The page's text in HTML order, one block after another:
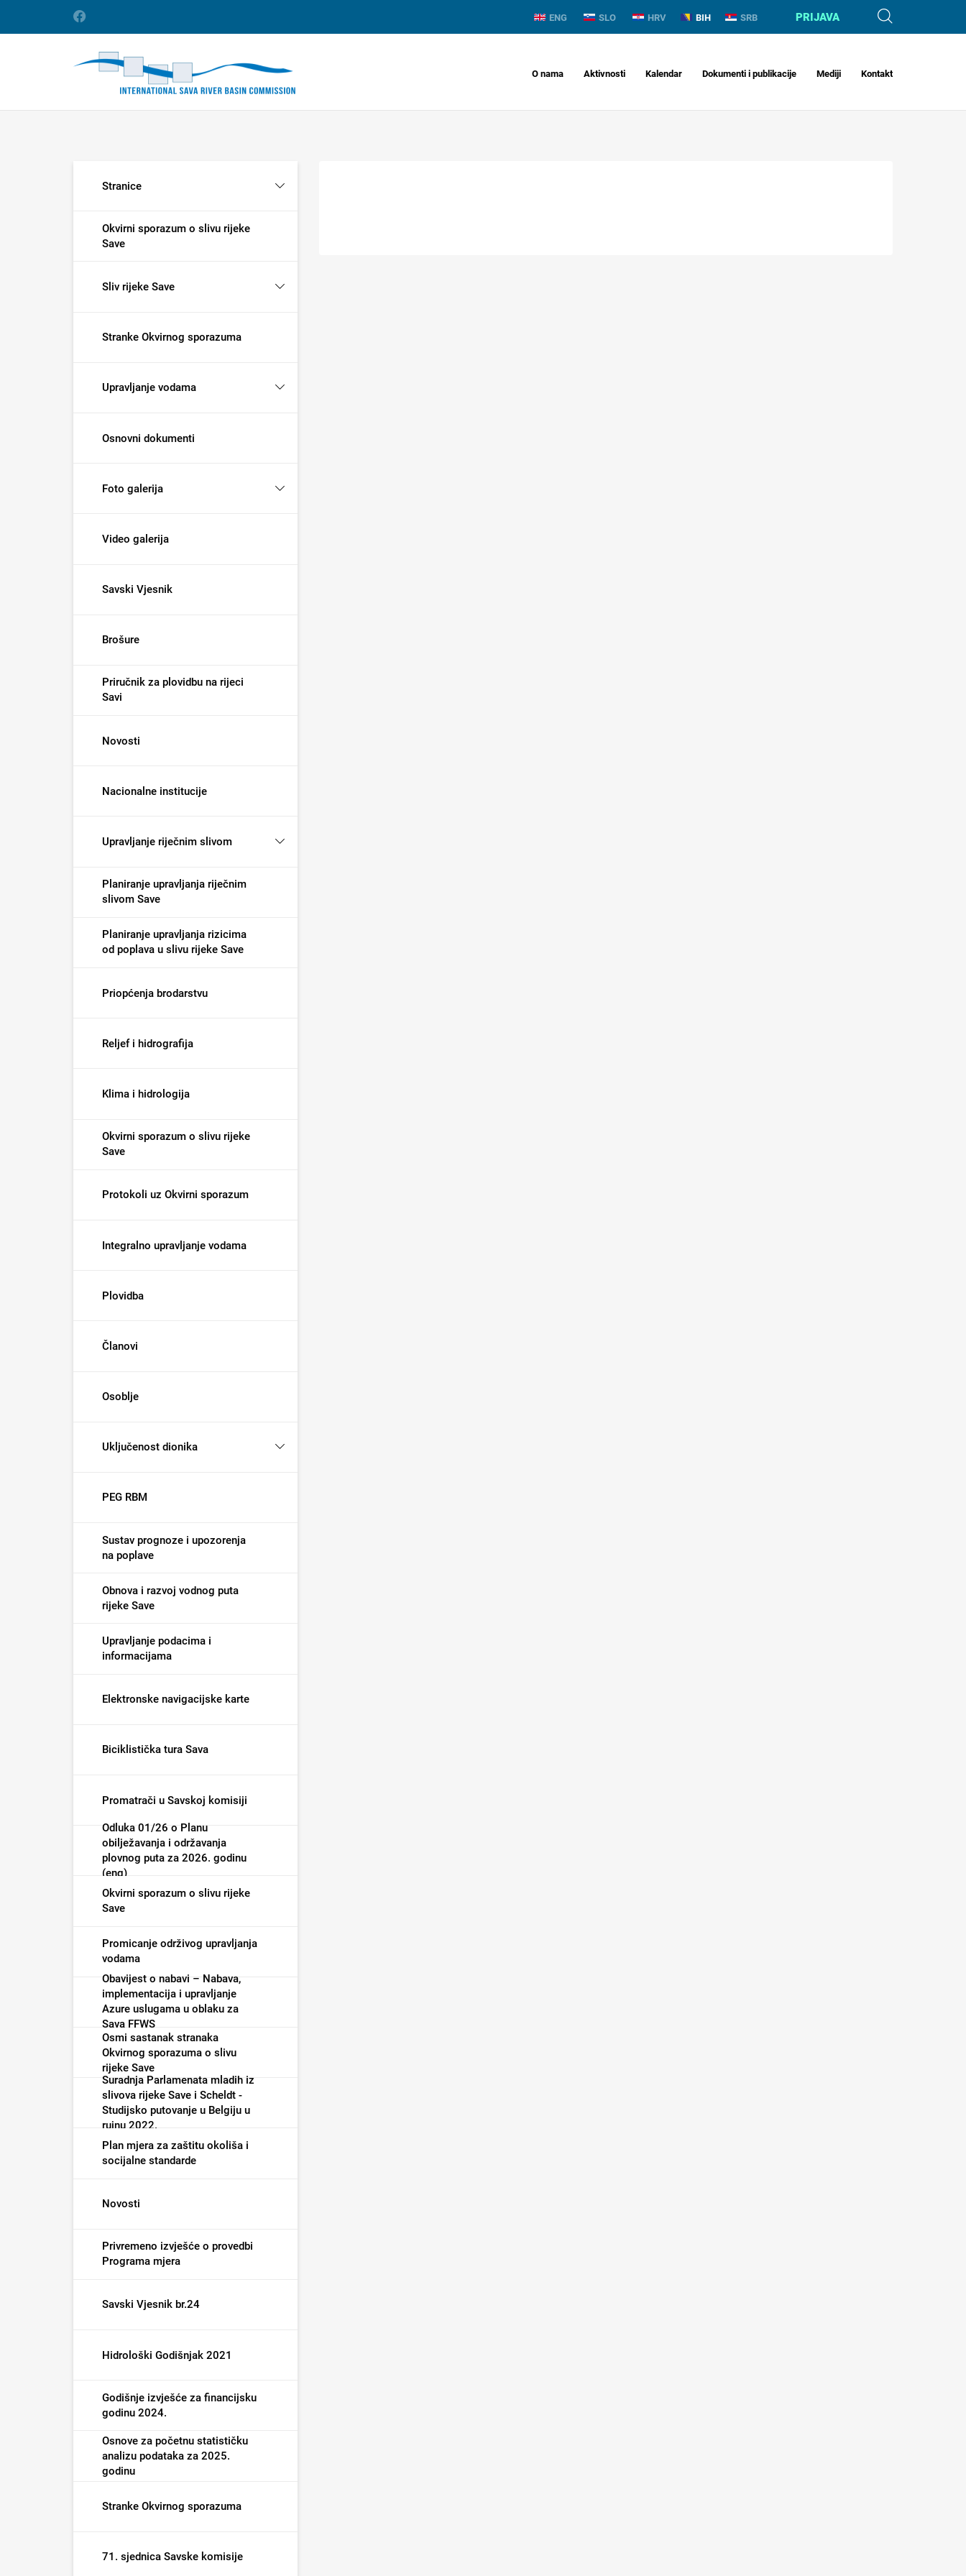
ENG SLO HRV BIH SRB PRIJAVA
O nama Aktivnosti Kalendar Dokumenti i publikacije Mediji Kontakt
Stranice
Okvirni sporazum o slivu rijeke
Save
Sliv rijeke Save
Stranke Okvirnog sporazuma
Upravljanje vodama
Osnovni dokumenti
Foto galerija
Video galerija
Savski Vjesnik
Brošure
Priručnik za plovidbu na rijeci
Savi
Novosti
Nacionalne institucije
Upravljanje riječnim slivom
Planiranje upravljanja riječnim
slivom Save
Planiranje upravljanja rizicima
od poplava u slivu rijeke Save
Priopćenja brodarstvu
Reljef i hidrografija
Klima i hidrologija
Okvirni sporazum o slivu rijeke
Save
Protokoli uz Okvirni sporazum
Integralno upravljanje vodama
Plovidba
Članovi
Osoblje
Uključenost dionika
PEG RBM
Sustav prognoze i upozorenja
na poplave
Obnova i razvoj vodnog puta
rijeke Save
Upravljanje podacima i
informacijama
Elektronske navigacijske karte
Biciklistička tura Sava
Promatrači u Savskoj komisiji
Odluka 01/26 o Planu
obilježavanja i održavanja
plovnog puta za 2026. godinu
(eng)
Okvirni sporazum o slivu rijeke
Save
Promicanje održivog upravljanja
vodama
Obavijest o nabavi – Nabava,
implementacija i upravljanje
Azure uslugama u oblaku za
Sava FFWS
Osmi sastanak stranaka
Okvirnog sporazuma o slivu
rijeke Save
Suradnja Parlamenata mladih iz
slivova rijeke Save i Scheldt -
Studijsko putovanje u Belgiju u
rujnu 2022.
Plan mjera za zaštitu okoliša i
socijalne standarde
Novosti
Privremeno izvješće o provedbi
Programa mjera
Savski Vjesnik br.24
Hidrološki Godišnjak 2021
Godišnje izvješće za financijsku
godinu 2024.
Osnove za početnu statističku
analizu podataka za 2025.
godinu
Stranke Okvirnog sporazuma
71. sjednica Savske komisije